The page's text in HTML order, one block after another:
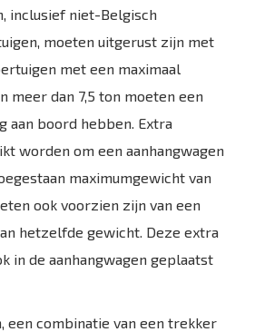
inclusief niet-Belgisch
moeten uitgerust zijn met
met een maximaal
meer dan 7,5 ton moeten een
aan boord hebben. Extra
worden om een aanhangwagen
maximumgewicht van
ook voorzien zijn van een
hetzelfde gewicht. Deze extra
in de aanhangwagen geplaatst
een combinatie van een trekker